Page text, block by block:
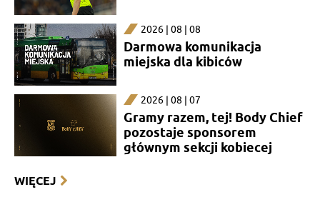
2026 | 08 | 08
Darmowa komunikacja
miejska dla kibiców
2026 | 08 | 07
Gramy razem, tej! Body Chief
pozostaje sponsorem
głównym sekcji kobiecej
WIĘCEJ